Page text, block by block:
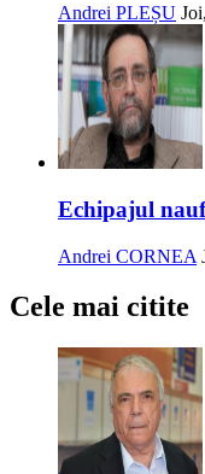
Andrei PLEȘU
Echipajul
Andrei CORNEA
Cele mai citite